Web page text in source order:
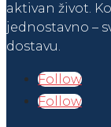
aktivan život.
jednostavno –
dostavu.
Follow
Follow